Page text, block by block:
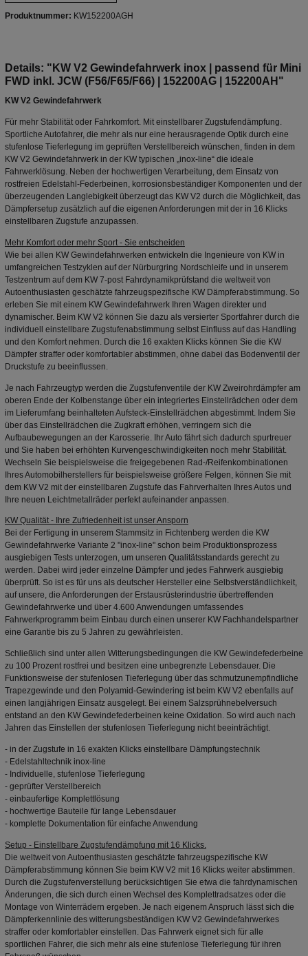
Produktnummer: KW152200AGH
Details: "KW V2 Gewindefahrwerk inox | passend für Mini
FWD inkl. JCW (F56/F65/F66) | 152200AG | 152200AH"
KW V2 Gewindefahrwerk
Für mehr Stabilität oder Fahrkomfort. Mit einstellbarer Zugstufendämpfung.
Sportliche Autofahrer, die mehr als nur eine herausragende Optik durch eine
stufenlose Tieferlegung im geprüften Verstellbereich wünschen, finden in dem
KW V2 Gewindefahrwerk in der KW typischen „inox-line“ die ideale
Fahrwerklösung. Neben der hochwertigen Verarbeitung, dem Einsatz von
rostfreien Edelstahl-Federbeinen, korrosionsbeständiger Komponenten und der
überzeugenden Langlebigkeit überzeugt das KW V2 durch die Möglichkeit, das
Dämpfersetup zusätzlich auf die eigenen Anforderungen mit der in 16 Klicks
einstellbaren Zugstufe anzupassen.
Mehr Komfort oder mehr Sport - Sie entscheiden
Wie bei allen KW Gewindefahrwerken entwickeln die Ingenieure von KW in
umfangreichen Testzyklen auf der Nürburgring Nordschleife und in unserem
Testzentrum auf dem KW 7-post Fahrdynamikprüfstand die weltweit von
Autoenthusiasten geschätzte fahrzeugspezifische KW Dämpferabstimmung. So
erleben Sie mit einem KW Gewindefahrwerk Ihren Wagen direkter und
dynamischer. Beim KW V2 können Sie dazu als versierter Sportfahrer durch die
individuell einstellbare Zugstufenabstimmung selbst Einfluss auf das Handling
und den Komfort nehmen. Durch die 16 exakten Klicks können Sie die KW
Dämpfer straffer oder komfortabler abstimmen, ohne dabei das Bodenventil der
Druckstufe zu beeinflussen.
Je nach Fahrzeugtyp werden die Zugstufenventile der KW Zweirohrdämpfer am
oberen Ende der Kolbenstange über ein integriertes Einstellrädchen oder dem
im Lieferumfang beinhalteten Aufsteck-Einstellrädchen abgestimmt. Indem Sie
über das Einstellrädchen die Zugkraft erhöhen, verringern sich die
Aufbaubewegungen an der Karosserie. Ihr Auto fährt sich dadurch spurtreuer
und Sie haben bei erhöhten Kurvengeschwindigkeiten noch mehr Stabilität.
Wechseln Sie beispielsweise die freigegebenen Rad-/Reifenkombinationen
Ihres Automobilherstellers für beispielsweise größere Felgen, können Sie mit
dem KW V2 mit der einstellbaren Zugstufe das Fahrverhalten Ihres Autos und
Ihre neuen Leichtmetallräder perfekt aufeinander anpassen.
KW Qualität - Ihre Zufriedenheit ist unser Ansporn
Bei der Fertigung in unserem Stammsitz in Fichtenberg werden die KW
Gewindefahrwerke Variante 2 "inox-line" schon beim Produktionsprozess
ausgiebigen Tests unterzogen, um unseren Qualitätsstandards gerecht zu
werden. Dabei wird jeder einzelne Dämpfer und jedes Fahrwerk ausgiebig
überprüft. So ist es für uns als deutscher Hersteller eine Selbstverständlichkeit,
auf unsere, die Anforderungen der Erstausrüsterindustrie übertreffenden
Gewindefahrwerke und über 4.600 Anwendungen umfassendes
Fahrwerkprogramm beim Einbau durch einen unserer KW Fachhandelspartner
eine Garantie bis zu 5 Jahren zu gewährleisten.
Schließlich sind unter allen Witterungsbedingungen die KW Gewindefederbeine
zu 100 Prozent rostfrei und besitzen eine unbegrenzte Lebensdauer. Die
Funktionsweise der stufenlosen Tieferlegung über das schmutzunempfindliche
Trapezgewinde und den Polyamid-Gewindering ist beim KW V2 ebenfalls auf
einen langjährigen Einsatz ausgelegt. Bei einem Salzsprühnebelversuch
entstand an den KW Gewindefederbeinen keine Oxidation. So wird auch nach
Jahren das Einstellen der stufenlosen Tieferlegung nicht beeinträchtigt.
- in der Zugstufe in 16 exakten Klicks einstellbare Dämpfungstechnik
- Edelstahltechnik inox-line
- Individuelle, stufenlose Tieferlegung
- geprüfter Verstellbereich
- einbaufertige Komplettlösung
- hochwertige Bauteile für lange Lebensdauer
- komplette Dokumentation für einfache Anwendung
Setup - Einstellbare Zugstufendämpfung mit 16 Klicks.
Die weltweit von Autoenthusiasten geschätzte fahrzeugspezifische KW
Dämpferabstimmung können Sie beim KW V2 mit 16 Klicks weiter abstimmen.
Durch die Zugstufenverstellung berücksichtigen Sie etwa die fahrdynamischen
Änderungen, die sich durch einen Wechsel des Komplettradsatzes oder die
Montage von Winterrädern ergeben. Je nach eigenem Anspruch lässt sich die
Dämpferkennlinie des witterungsbeständigen KW V2 Gewindefahrwerkes
straffer oder komfortabler einstellen. Das Fahrwerk eignet sich für alle
sportlichen Fahrer, die sich mehr als eine stufenlose Tieferlegung für ihren